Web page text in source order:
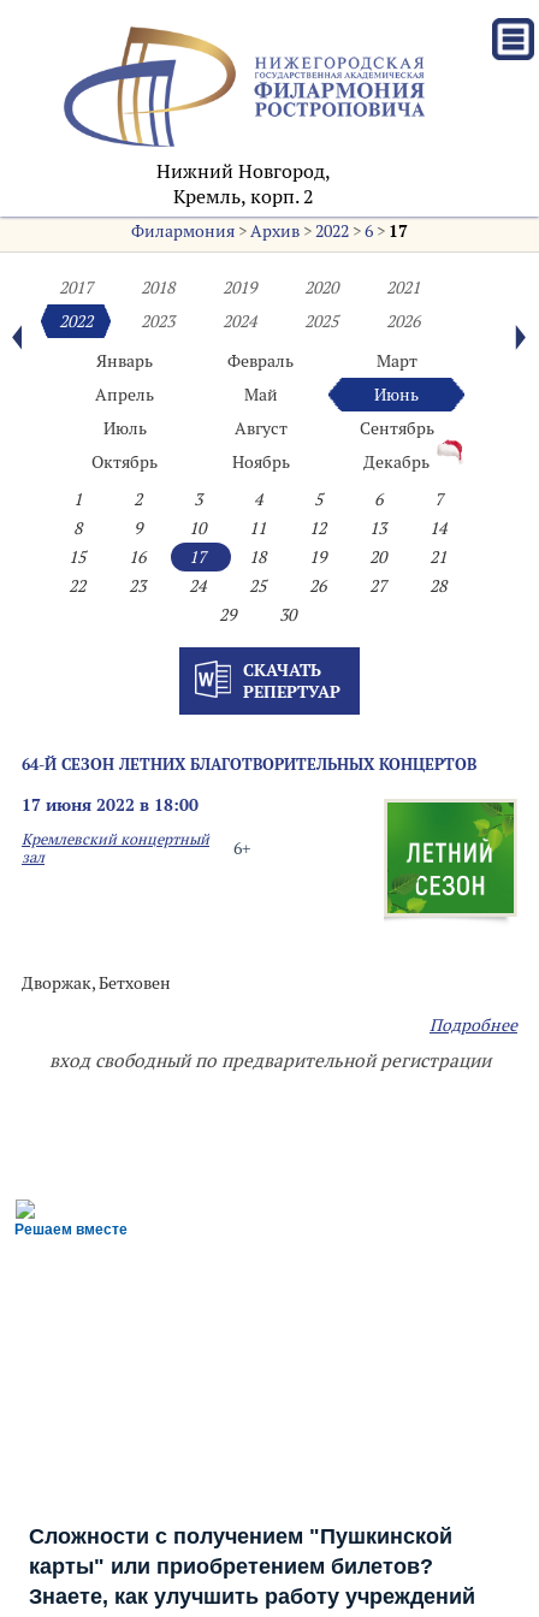
Нижний Новгород,
Кремль, корп. 2
Филармония>Архив>2022>6> 17
2017 2018 2019 2020
2021
2022
2023 2024 2025
2026
Январь
Февраль
Март
Апрель
Май
Июнь
Июль
Август
Сентябрь
Октябрь
Ноябрь
Декабрь
1
2 3 4 5 6
7
8
9 10 11 12 13
14
15
16 17 18 19 20
21
22
23 24 25 26 27
28
29
30
СКАЧАТЬ
РЕПЕРТУАР
64-Й СЕЗОН ЛЕТНИХ БЛАГОТВОРИТЕЛЬНЫХ КОНЦЕРТОВ
17 июня 2022 в 18:00
6+
Кремлевский концертный
зал
Дворжак, Бетховен
Подробнее
вход свободный по предварительной регистрации
Решаем вместе
Сложности с получением "Пушкинской
карты" или приобретением билетов?
Знаете, как улучшить работу учреждений